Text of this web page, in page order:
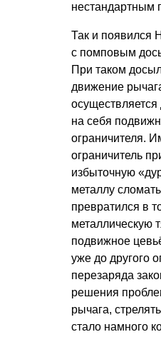
нестандартным
Так и появился
с помповым
При таком
движение
на себя
ограничителя.
ограничитель
избыточную
металлу
превратился в
металлическую
подвижное
уже до другого
перезаряда
решения
рычага,
стало намного